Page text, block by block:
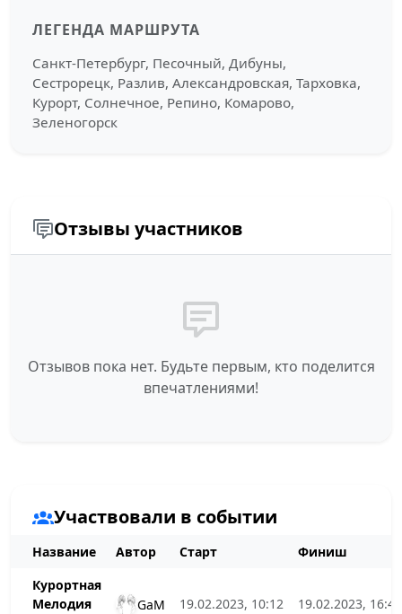
ЛЕГЕНДА МАРШРУТА
Санкт-Петербург, Песочный, Дибуны,
Сестрорецк, Разлив, Александровская, Тарховка,
Курорт, Солнечное, Репино, Комарово,
Зеленогорск
Отзывы участников
Отзывов пока нет. Будьте первым, кто поделится
впечатлениями!
Участвовали в событии
Название Автор Старт
Финиш
Курортная
Мелодия
GaM 19.02.2023, 10:12 19.02.2023, 16:40